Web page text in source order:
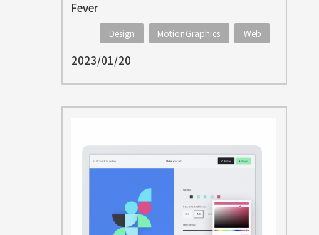
Fever
Design MotionGraphics Web
2023/01/20